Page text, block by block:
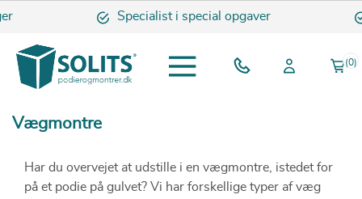
Specialist i special opgaver
(0)
Vægmontre
Har du overvejet at udstille i en vægmontre, istedet for
på et podie på gulvet? Vi har forskellige typer af væg